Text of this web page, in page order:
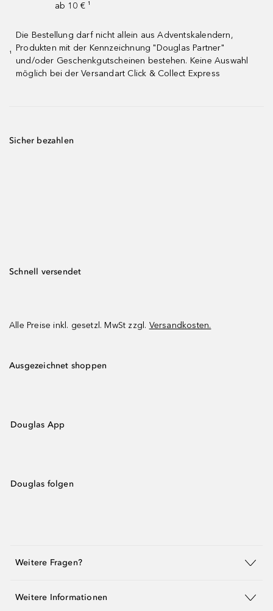
ab 10 € ¹
¹
Die Bestellung darf nicht allein aus Adventskalendern,
Produkten mit der Kennzeichnung "Douglas Partner"
und/oder Geschenkgutscheinen bestehen. Keine Auswahl
möglich bei der Versandart Click & Collect Express
Sicher bezahlen
Schnell versendet
Alle Preise inkl. gesetzl. MwSt zzgl. Versandkosten.
Ausgezeichnet shoppen
Douglas App
Douglas folgen
Weitere Fragen?
Weitere Informationen